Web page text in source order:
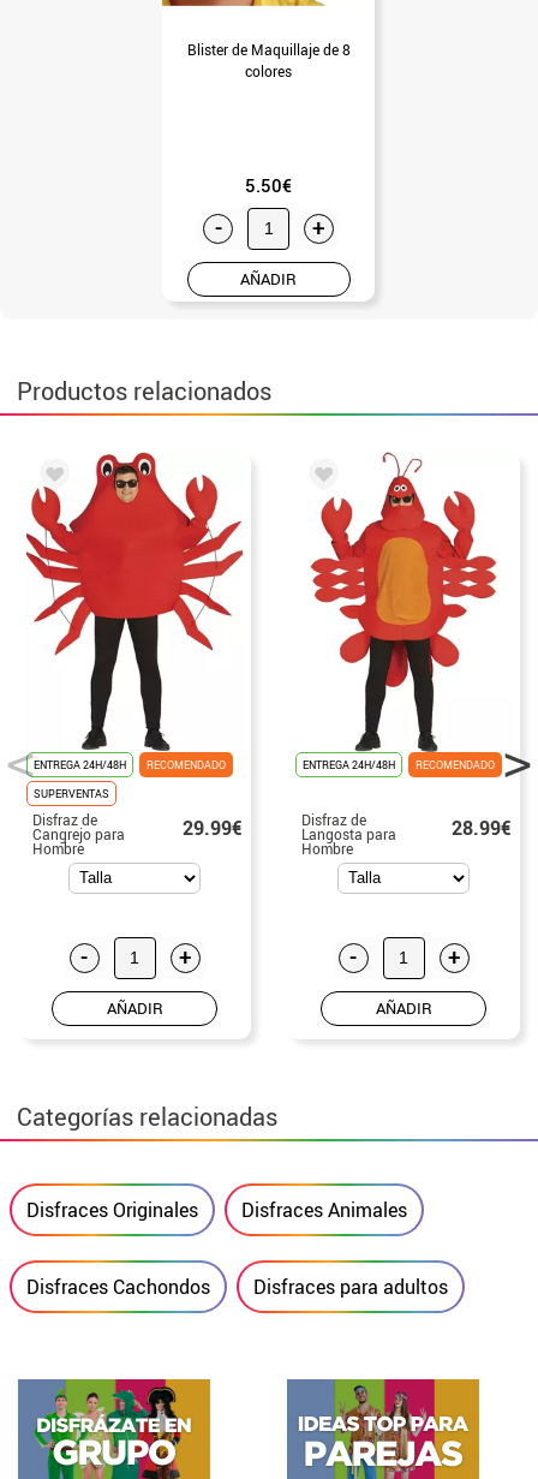
Blister de Maquillaje de 8
colores
5.50€
- +
AÑADIR
Productos relacionados
ENTREGA 24H/48H
RECOMENDADO
SUPERVENTAS
Disfraz de
Cangrejo para
Hombre
29.99€
- +
AÑADIR
ENTREGA 24H/48H RECOMENDADO
Disfraz de
Langosta para
Hombre
28.99€
- +
AÑADIR
Categorías relacionadas
Disfraces Originales Disfraces Animales
Disfraces Cachondos Disfraces para adultos